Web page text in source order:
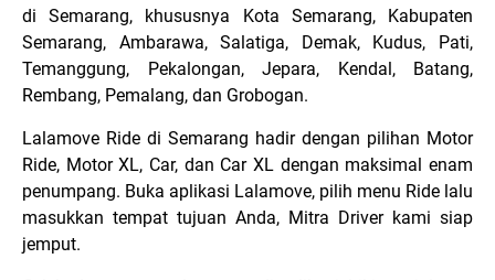
di Semarang, khususnya Kota Semarang, Kabupaten
Semarang, Ambarawa, Salatiga, Demak, Kudus, Pati,
Temanggung, Pekalongan, Jepara, Kendal, Batang,
Rembang, Pemalang, dan Grobogan.
Lalamove Ride di Semarang hadir dengan pilihan Motor
Ride, Motor XL, Car, dan Car XL dengan maksimal enam
penumpang. Buka aplikasi Lalamove, pilih menu Ride lalu
masukkan tempat tujuan Anda, Mitra Driver kami siap
jemput.